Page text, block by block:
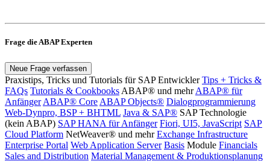
Frage die ABAP Experten
Neue Frage verfassen
Praxistips, Tricks und Tutorials für SAP Entwickler Tips + Tricks &
FAQs Tutorials & Cookbooks ABAP® und mehr ABAP® für
Anfänger ABAP® Core ABAP Objects® Dialogprogrammierung
Web-Dynpro, BSP + BHTML Java & SAP® SAP Technologie
(kein ABAP) SAP HANA für Anfänger Fiori, UI5, JavaScript SAP
Cloud Platform NetWeaver® und mehr Exchange Infrastructure
Enterprise Portal Web Application Server Basis Module Financials
Sales and Distribution Material Management & Produktionsplanung